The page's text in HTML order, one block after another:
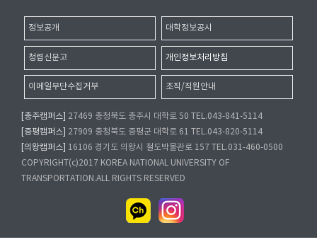
정보공개 대학정보공시
청렴신문고 개인정보처리방침
이메일무단수집거부 조직/직원안내
[충주캠퍼스]
27469 충청북도 충주시 대학로 50 TEL.043-841-5114
[증평캠퍼스]
27909 충청북도 증평군 대학로 61 TEL.043-820-5114
[의왕캠퍼스]
16106 경기도 의왕시 철도박물관로 157 TEL.031-460-0500
COPYRIGHT(c)2017 KOREA NATIONAL UNIVERSITY OF
TRANSPORTATION.ALL RIGHTS RESERVED